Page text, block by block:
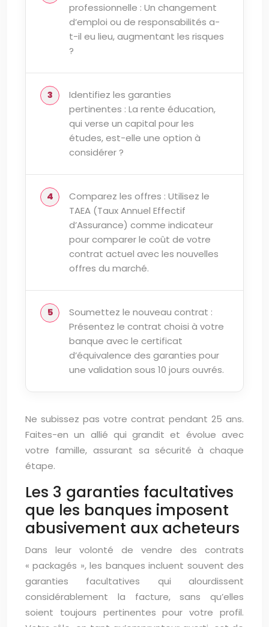
professionnelle : Un changement
d’emploi ou de responsabilités a-
t-il eu lieu, augmentant les risques
?
Identifiez les garanties
pertinentes : La rente éducation,
qui verse un capital pour les
études, est-elle une option à
considérer ?
Comparez les offres : Utilisez le
TAEA (Taux Annuel Effectif
d’Assurance) comme indicateur
pour comparer le coût de votre
contrat actuel avec les nouvelles
offres du marché.
Soumettez le nouveau contrat :
Présentez le contrat choisi à votre
banque avec le certificat
d’équivalence des garanties pour
une validation sous 10 jours ouvrés.
Ne subissez pas votre contrat pendant 25 ans.
Faites-en un allié qui grandit et évolue avec
votre famille, assurant sa sécurité à chaque
étape.
Les 3 garanties facultatives
que les banques imposent
abusivement aux acheteurs
Dans leur volonté de vendre des contrats
« packagés », les banques incluent souvent des
garanties facultatives qui alourdissent
considérablement la facture, sans qu’elles
soient toujours pertinentes pour votre profil.